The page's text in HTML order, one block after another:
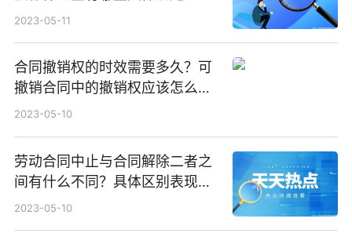
2023-05-11
合同撤销权的时效需要多久？可
撤销合同中的撤销权应该怎么行
使？
2023-05-10
劳动合同中止与合同解除二者之
间有什么不同？具体区别表现有
哪些？
2023-05-10